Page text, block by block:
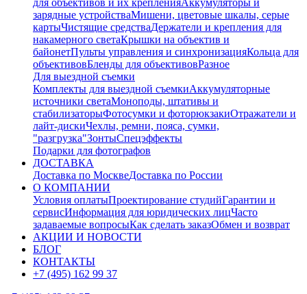
для объективов и их крепленияАккумуляторы и
зарядные устройстваМишени, цветовые шкалы, серые
картыЧистящие средстваДержатели и крепления для
накамерного светаКрышки на объектив и
байонетПульты управления и синхронизацияКольца для
объективовБленды для объективовРазное
Для выездной съемки
Комплекты для выездной съемкиАккумуляторные
источники светаМоноподы, штативы и
стабилизаторыФотосумки и фоторюкзакиОтражатели и
лайт-дискиЧехлы, ремни, пояса, сумки,
"разгрузка"ЗонтыСпецэффекты
Подарки для фотографов
ДОСТАВКА
Доставка по МосквеДоставка по России
О КОМПАНИИ
Условия оплатыПроектирование студийГарантии и
сервисИнформация для юридических лицЧасто
задаваемые вопросыКак сделать заказОбмен и возврат
АКЦИИ И НОВОСТИ
БЛОГ
КОНТАКТЫ
+7 (495) 162 99 37